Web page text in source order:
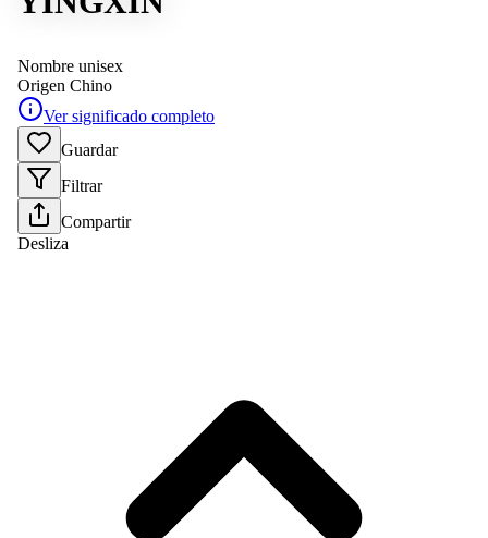
Nombre unisex
Origen Chino
Ver significado completo
Guardar
Filtrar
Compartir
Desliza